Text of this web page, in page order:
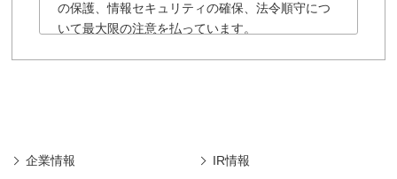
の保護、情報セキュリティの確保、法令順守につ
いて最大限の注意を払っています。
報の保護に細心の注意を払うものとします。
企業情報 IR情報